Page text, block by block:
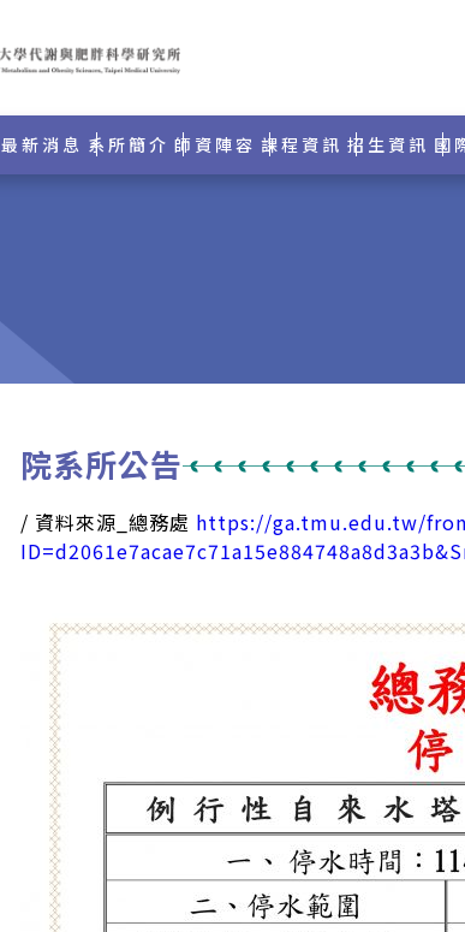
最新消息 系所簡介 師資陣容 課程資訊 招生資訊 國
院系所公告
/ 資料來源_總務處 https://ga.tmu.edu.tw/